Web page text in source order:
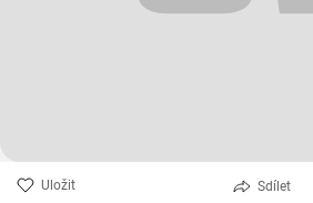
Uložit Sdílet